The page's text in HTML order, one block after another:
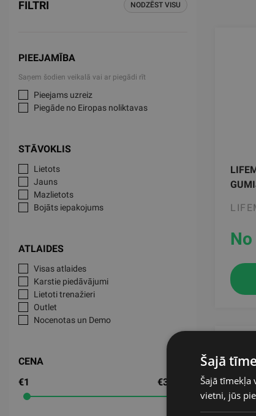
FILTRI NODZĒST VISU
PIEEJAMĪBA
Saņem šodien veikalā vai ar piegādi rīt
Pieejams uzreiz
Piegāde no Eiropas noliktavas
STĀVOKLIS
Lietots
Jauns
Mazlietots
Bojāts iepakojums
ATLAIDES
Visas atlaides
Karstie piedāvājumi
Lietoti trenažieri
Outlet
Nocenotas un Demo
CENA
€1
€3,234
Šajā
Šajā
vietni, jūs